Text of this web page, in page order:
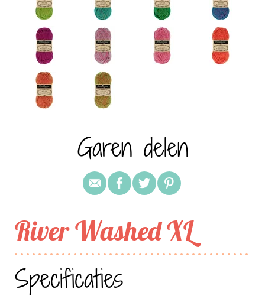
Garen delen
River Washed XL
Specificaties